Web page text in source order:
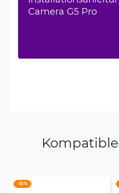
Camera G5 Pro
-20 %